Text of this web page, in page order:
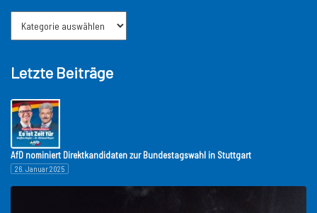
Letzte Beiträge
AfD nominiert Direktkandidaten zur Bundestagswahl in Stuttgart
26. Januar 2025